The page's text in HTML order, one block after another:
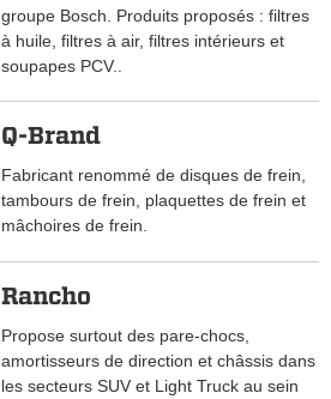
groupe Bosch. Produits proposés : filtres
à huile, filtres à air, filtres intérieurs et
soupapes PCV..
Q-Brand
Fabricant renommé de disques de frein,
tambours de frein, plaquettes de frein et
mâchoires de frein.
Rancho
Propose surtout des pare-chocs,
amortisseurs de direction et châssis dans
les secteurs SUV et Light Truck au sein